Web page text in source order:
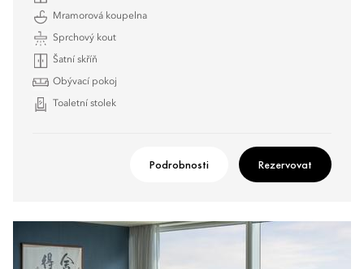
Mramorová koupelna
Sprchový kout
Šatní skříň
Obývací pokoj
Toaletní stolek
Podrobnosti Rezervovat